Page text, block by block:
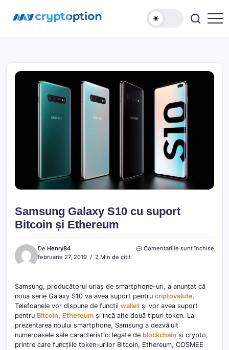
MyCryptOption
Samsung Galaxy S10 cu suport
Bitcoin și Ethereum
De Henry84
februarie 27, 2019
2 Min de citit
Comentariile sunt închise
Samsung, producătorul uriaș de smartphone-uri, a anunțat că
noua serie Galaxy S10 va avea suport pentru criptovalute.
Telefoanele vor dispune de funcții wallet și vor avea suport
pentru Bitcoin, Ethereum și încă alte două tipuri token. La
prezentarea noului smartphone, Samsung a dezvăluit
numeroasele sale caracteristici legate de blockchain și crypto,
printre care funcțiile token-urilor Bitcoin, Ethereum, COSMEE